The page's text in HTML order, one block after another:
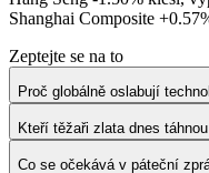
Shanghai Composite
Zeptejte se na to
Proč globálně oslabují
Kteří těžaři zlata dnes
Co se očekává v páteční